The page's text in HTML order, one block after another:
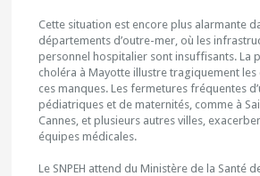
Cette situation est encore plus alarmante
départements d’outre-mer, où les
personnel hospitalier sont insuffisants. La
choléra à Mayotte illustre tragiquement les
ces manques. Les fermetures fréquentes
pédiatriques et de maternités, comme à
Cannes, et plusieurs autres villes,
équipes médicales.
Le SNPEH attend du Ministère de la Santé